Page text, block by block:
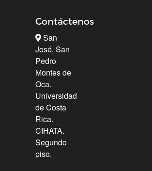
Contáctenos
San
José, San
Pedro
Montes de
Oca.
Universidad
de Costa
Rica.
CIHATA.
Segundo
piso.